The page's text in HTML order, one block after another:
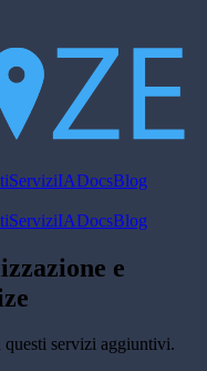
ServiziIADocsBlog
ServiziIADocsBlog
e
questi servizi aggiuntivi.